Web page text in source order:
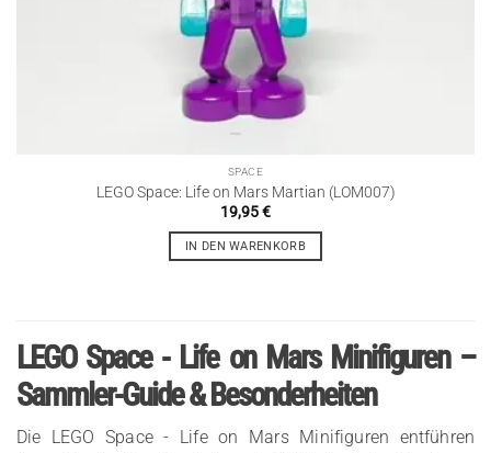
SPACE
LEGO Space: Life on Mars Martian (LOM007)
19,95€
IN DEN WARENKORB
LEGO Space - Life on Mars Minifiguren –
Sammler-Guide & Besonderheiten
Die LEGO Space - Life on Mars Minifiguren entführen